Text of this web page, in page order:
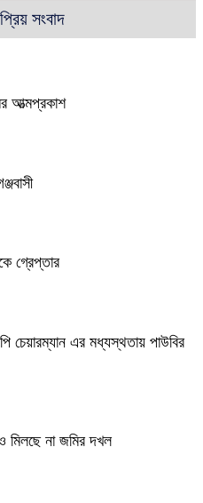
সংবাদ
আত্মপ্রকাশ
গ্রেপ্তার
চেয়ারম্যান এর মধ্যস্থতায় পাউবির
মিলছে না জমির দখল